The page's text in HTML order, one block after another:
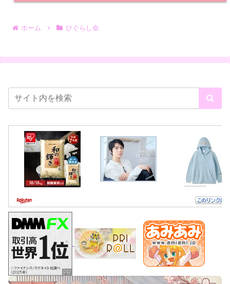
ホーム ひぐらし命